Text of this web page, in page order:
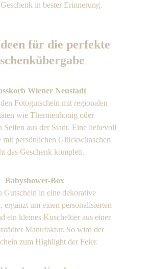
in bester Erinnerung.
für die perfekte
Wiener Neustadt
Fotogutschein mit regionalen
wie Thermenhonig oder
Seifen aus der Stadt. Eine liebevoll
mit persönlichen Glückwünschen
das Geschenk komplett.
Babyshower-Box
Gutschein in eine dekorative
ergänzt um einen personalisierten
ein kleines Kuscheltier aus einer
Manufaktur. So wird der
zum Highlight der Feier.